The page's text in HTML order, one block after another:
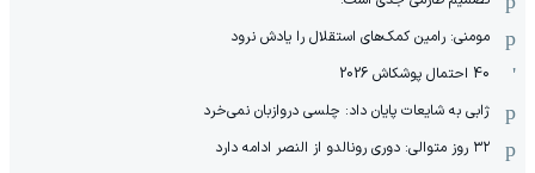
مومنی: رامین کمک‌های استقلال را یادش نرود
40 احتمال پوشکاش 2026
ژابی به شایعات پایان داد: چلسی دروازبان نمی‌خرد
۳۲ روز متوالی: دوری رونالدو از النصر ادامه دارد